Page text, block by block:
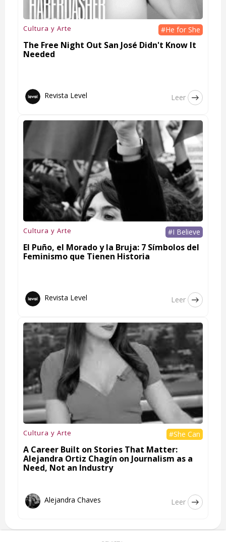
Cultura y Arte #He for She
The Free Night Out San José Didn't Know It
Needed
Revista Level Leer
Cultura y Arte #I Believe
El Puño, el Morado y la Bruja: 7 Símbolos del
Feminismo que Tienen Historia
Revista Level Leer
Cultura y Arte #She Can
A Career Built on Stories That Matter:
Alejandra Ortiz Chagín on Journalism as a
Need, Not an Industry
Alejandra Chaves Leer